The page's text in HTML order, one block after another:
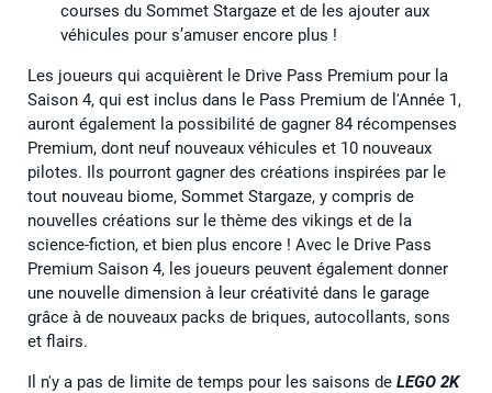
courses du Sommet Stargaze et de les ajouter aux
véhicules pour s’amuser encore plus !
Les joueurs qui acquièrent le Drive Pass Premium pour la
Saison 4, qui est inclus dans le Pass Premium de l'Année 1,
auront également la possibilité de gagner 84 récompenses
Premium, dont neuf nouveaux véhicules et 10 nouveaux
pilotes. Ils pourront gagner des créations inspirées par le
tout nouveau biome, Sommet Stargaze, y compris de
nouvelles créations sur le thème des vikings et de la
science-fiction, et bien plus encore ! Avec le Drive Pass
Premium Saison 4, les joueurs peuvent également donner
une nouvelle dimension à leur créativité dans le garage
grâce à de nouveaux packs de briques, autocollants, sons
et flairs.
Il n'y a pas de limite de temps pour les saisons de LEGO 2K